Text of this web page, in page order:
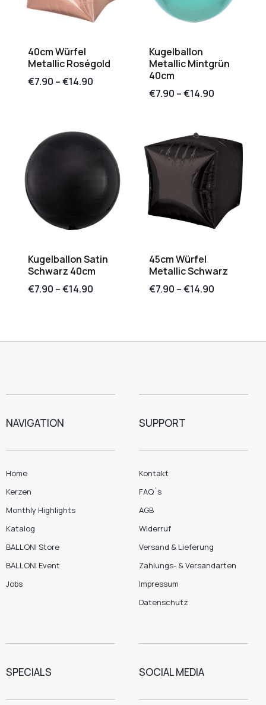
40cm Würfel
Metallic Roségold
€7.90 –€14.90
Kugelballon
Metallic Mintgrün
40cm
€7.90 –€14.90
Kugelballon Satin
Schwarz 40cm
€7.90 –€14.90
45cm Würfel
Metallic Schwarz
€7.90 –€14.90
NAVIGATION
Home
Kerzen
Monthly Highlights
Katalog
BALLONI Store
BALLONI Event
Jobs
SUPPORT
Kontakt
FAQ´s
AGB
Widerruf
Versand & Lieferung
Zahlungs- & Versandarten
Impressum
Datenschutz
SPECIALS SOCIAL MEDIA